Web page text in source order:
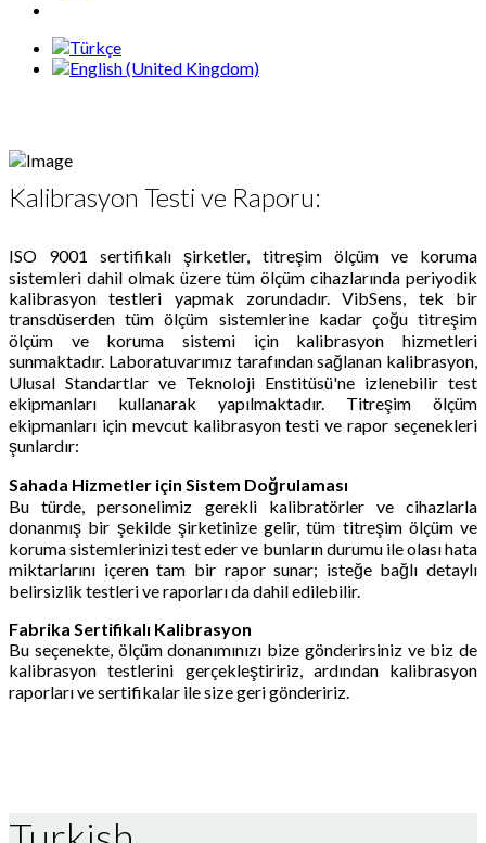
Kalibrasyon Testi ve Raporu:
ISO 9001 sertifikalı şirketler, titreşim ölçüm ve koruma
sistemleri dahil olmak üzere tüm ölçüm cihazlarında periyodik
kalibrasyon testleri yapmak zorundadır. VibSens, tek bir
transdüserden tüm ölçüm sistemlerine kadar çoğu titreşim
ölçüm ve koruma sistemi için kalibrasyon hizmetleri
sunmaktadır. Laboratuvarımız tarafından sağlanan kalibrasyon,
Ulusal Standartlar ve Teknoloji Enstitüsü'ne izlenebilir test
ekipmanları kullanarak yapılmaktadır. Titreşim ölçüm
ekipmanları için mevcut kalibrasyon testi ve rapor seçenekleri
şunlardır:
Sahada Hizmetler için Sistem Doğrulaması
Bu türde, personelimiz gerekli kalibratörler ve cihazlarla
donanmış bir şekilde şirketinize gelir, tüm titreşim ölçüm ve
koruma sistemlerinizi test eder ve bunların durumu ile olası hata
miktarlarını içeren tam bir rapor sunar; isteğe bağlı detaylı
belirsizlik testleri ve raporları da dahil edilebilir.
Fabrika Sertifikalı Kalibrasyon
Bu seçenekte, ölçüm donanımınızı bize gönderirsiniz ve biz de
kalibrasyon testlerini gerçekleştiririz, ardından kalibrasyon
raporları ve sertifikalar ile size geri göndeririz.